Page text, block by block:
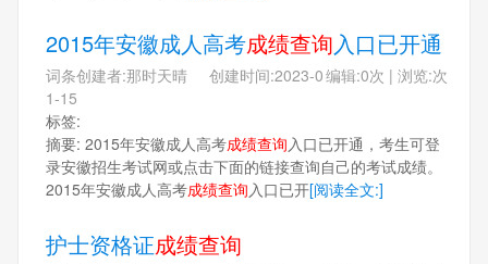
2015年安徽成人高考成绩查询入口已开通
编辑:0次 | 浏览:次
词条创建者:那时天晴 创建时间:2023-0
1-15
标签:
摘要: 2015年安徽成人高考成绩查询 入口已开通，考生可登
录安徽招生考试网或点击下面的链接查询自己的考试成绩。
2015年安徽成人高考成绩查询 入口已开[阅读全文:]
护士资格证成绩查询